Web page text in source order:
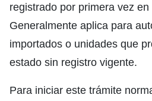
registrado por primera vez en
Generalmente aplica para
importados o unidades que
estado sin registro vigente.
Para iniciar este trámite